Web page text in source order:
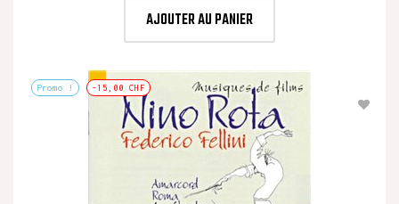
AJOUTER AU PANIER
Promo ! -15,00 CHF